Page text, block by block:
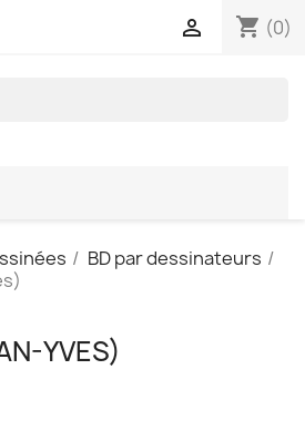
shopping_cart (0)

BD par dessinateurs
YVES)